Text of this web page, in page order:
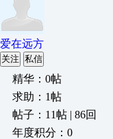
爱在远方
关注 私信
精华：0帖
求助：1帖
帖子：11帖 | 86回
年度积分：0